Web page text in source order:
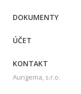
DOKUMENTY
ÚČET
KONTAKT
Aurigema, s.r.o.